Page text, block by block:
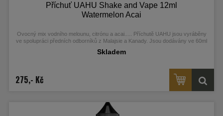
Příchuť UAHU Shake and Vape 12ml
Watermelon Acai
Ovocný mix vodního melounu, citrónu a acai....
Příchutě UAHU jsou vyráběny
ve spolupráci předních odborníků z Malajsie a Kanady. Jsou dodávány ve 60ml
Skladem
275,- Kč